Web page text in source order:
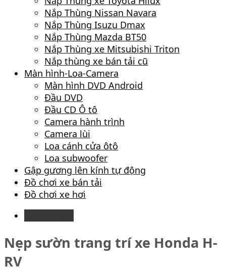
Nắp Thùng Nissan Navara
Nắp Thùng Isuzu Dmax
Nắp Thùng Mazda BT50
Nắp Thùng xe Mitsubishi Triton
Nắp thùng xe bán tải cũ
Màn hình-Loa-Camera
Màn hình DVD Android
Đầu DVD
Đầu CD Ô tô
Camera hành trình
Camera lùi
Loa cánh cửa ôtô
Loa subwoofer
Gập gương lên kính tự động
Đồ chơi xe bán tải
Đồ chơi xe hơi
Nẹp sườn trang trí xe Honda H-
RV